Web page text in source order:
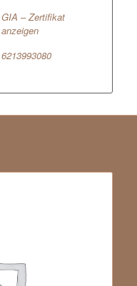
GIA – Zertifikat
anzeigen
6213993080